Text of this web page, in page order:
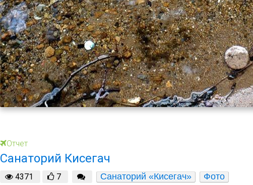
Отчет
Санаторий Кисегач
4371 7 Санаторий «Кисегач» Фото